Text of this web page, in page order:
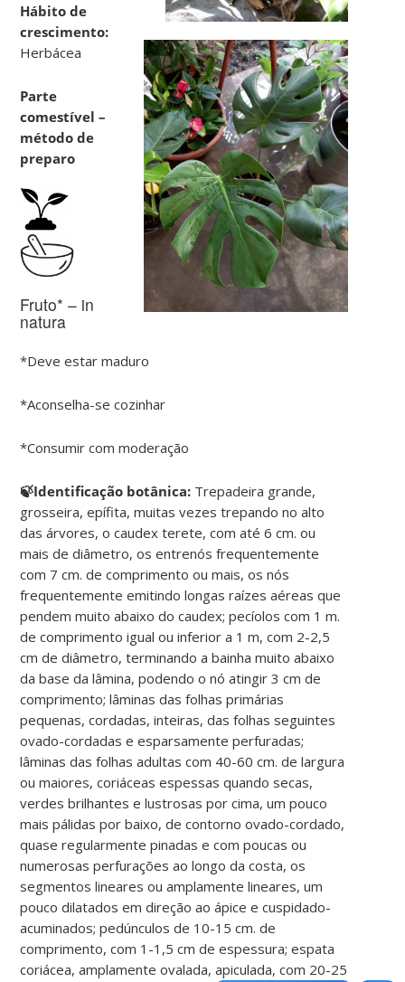
Hábito de
crescimento:
Herbácea
Parte
comestível –
método de
preparo
Fruto* – in
natura
*Deve estar maduro
*Aconselha-se cozinhar
*Consumir com moderação
🍃Identificação botânica: Trepadeira grande,
grosseira, epífita, muitas vezes trepando no alto
das árvores, o caudex terete, com até 6 cm. ou
mais de diâmetro, os entrenós frequentemente
com 7 cm. de comprimento ou mais, os nós
frequentemente emitindo longas raízes aéreas que
pendem muito abaixo do caudex; pecíolos com 1 m.
de comprimento igual ou inferior a 1 m, com 2-2,5
cm de diâmetro, terminando a bainha muito abaixo
da base da lâmina, podendo o nó atingir 3 cm de
comprimento; lâminas das folhas primárias
pequenas, cordadas, inteiras, das folhas seguintes
ovado-cordadas e esparsamente perfuradas;
lâminas das folhas adultas com 40-60 cm. de largura
ou maiores, coriáceas espessas quando secas,
verdes brilhantes e lustrosas por cima, um pouco
mais pálidas por baixo, de contorno ovado-cordado,
quase regularmente pinadas e com poucas ou
numerosas perfurações ao longo da costa, os
segmentos lineares ou amplamente lineares, um
pouco dilatados em direção ao ápice e cuspidado-
acuminados; pedúnculos de 10-15 cm. de
comprimento, com 1-1,5 cm de espessura; espata
coriácea, amplamente ovalada, apiculada, com 20-25